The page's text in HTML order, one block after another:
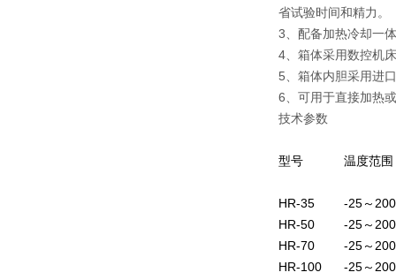
省试验时间和精力。
3、配备加热冷却一
4、箱体采用数控机
5、箱体内胆采用进
6、可用于直接加热
技术参数
型号 温度范
HR-35
-25～200
HR-50
-25～200
HR-70
-25～200
HR-100
-25～200